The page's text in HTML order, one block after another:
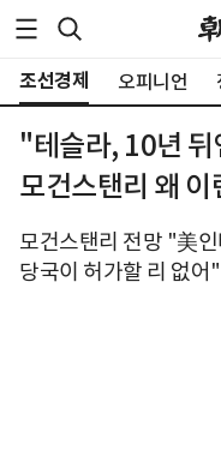
조선경제 오피니언
"테슬라, 10년
모건스탠리 왜 이
모건스탠리 전망 "美
당국이 허가할 리 없어"